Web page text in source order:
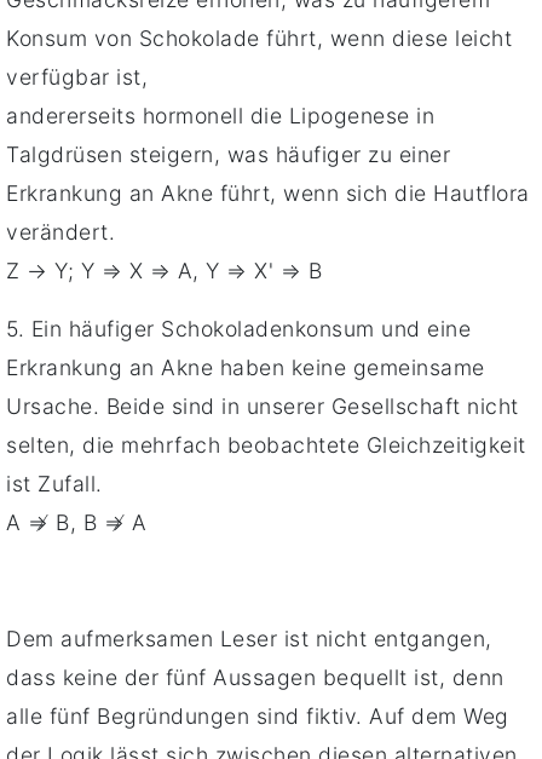
Konsum von Schokolade führt, wenn diese leicht
verfügbar ist,
andererseits hormonell die Lipogenese in
Talgdrüsen steigern, was häufiger zu einer
Erkrankung an Akne führt, wenn sich die Hautflora
verändert.
Z → Y; Y ⇒ X ⇒ A, Y ⇒ X' ⇒ B
5. Ein häufiger Schokoladenkonsum und eine
Erkrankung an Akne haben keine gemeinsame
Ursache. Beide sind in unserer Gesellschaft nicht
selten, die mehrfach beobachtete Gleichzeitigkeit
ist Zufall.
A ⇏ B, B ⇏ A
Dem aufmerksamen Leser ist nicht entgangen,
dass keine der fünf Aussagen bequellt ist, denn
alle fünf Begründungen sind fiktiv. Auf dem Weg